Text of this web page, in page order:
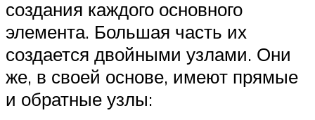
создания каждого основного
элемента. Большая часть их
создается двойными узлами. Они
же, в своей основе, имеют прямые
и обратные узлы: